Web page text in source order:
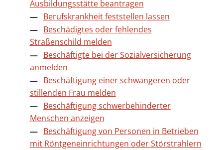
Ausbildungsstätte beantragen
Berufskrankheit feststellen lassen
Beschädigtes oder fehlendes
Straßenschild melden
Beschäftigte bei der Sozialversicherung
anmelden
Beschäftigung einer schwangeren oder
stillenden Frau melden
Beschäftigung schwerbehinderter
Menschen anzeigen
Beschäftigung von Personen in Betrieben
mit Röntgeneinrichtungen oder Störstrahlern